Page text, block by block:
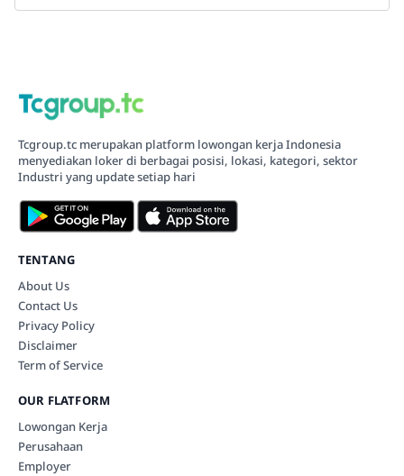
Tcgroup.tc merupakan platform lowongan kerja Indonesia
menyediakan loker di berbagai posisi, lokasi, kategori, sektor
Industri yang update setiap hari
TENTANG
About Us
Contact Us
Privacy Policy
Disclaimer
Term of Service
OUR FLATFORM
Lowongan Kerja
Perusahaan
Employer